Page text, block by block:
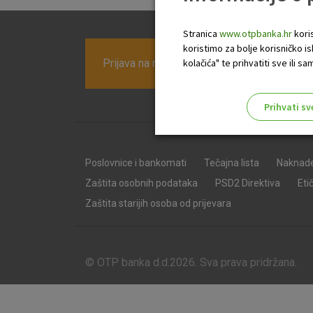
Prijava na newsletter OTP banke
Poslovnice i bankomati Tečajna lista
Zaštita osobnih podataka
PSD2 Direktiva
Zaštita starijih osoba od prijevara
© OTP banka d.d.2026. Sva prava pridržana.
Stranica www.otpbanka.hr
koristimo za bolje korisničko
kolačića" te prihvatiti sve ili
Prihvati